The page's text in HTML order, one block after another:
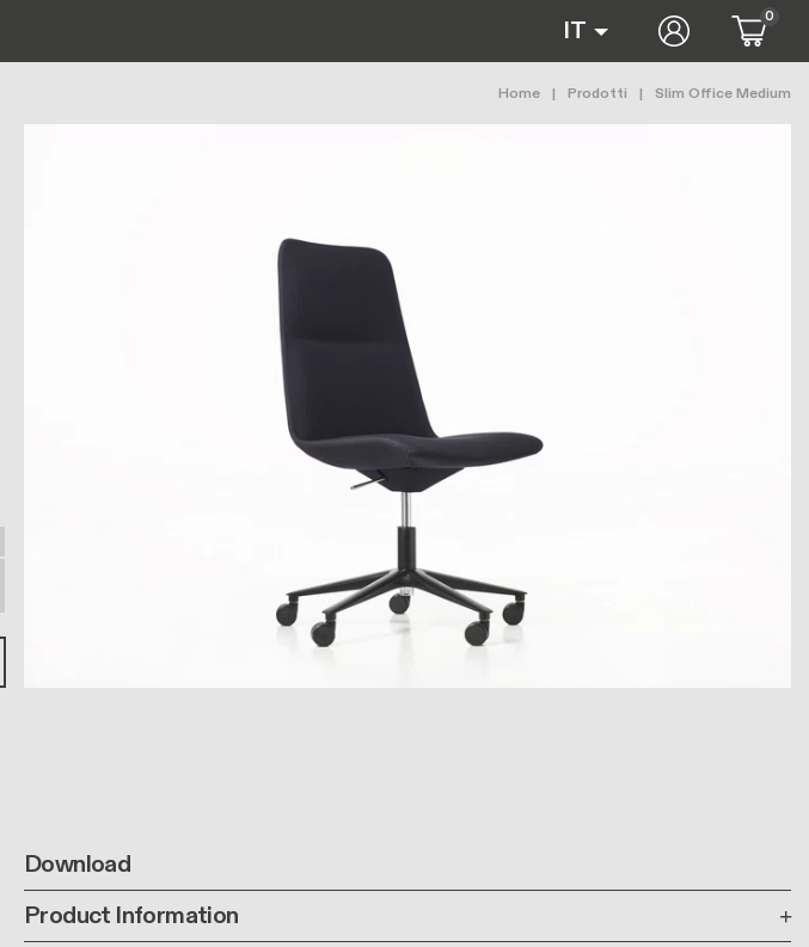
IT User 0
Briciole di pane
Home Prodotti Slim Office Medium
Download
Product Information